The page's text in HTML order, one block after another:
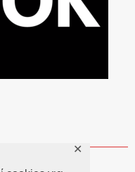
✕